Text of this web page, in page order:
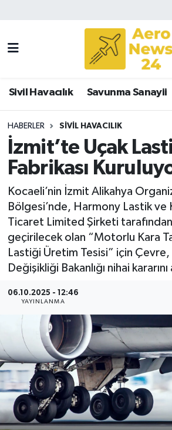
Sivil Havacılık Savunma Sanayii
HABERLER SIVIL HAVACILIK
İzmit’te Uçak
Fabrikası
Kocaeli’nin İzmit Alikahya
Bölgesi’nde, Harmony Lastik ve
Ticaret Limited Şirketi
geçirilecek olan “Motorlu Kara
Lastiği Üretim Tesisi” için Çevre,
Değişikliği Bakanlığı nihai kararını
06.10.2025 - 12:46
YAYINLANMA